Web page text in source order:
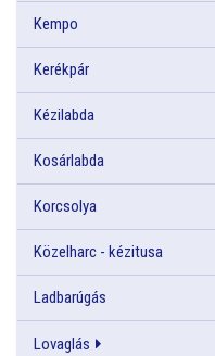
Kempo
Kerékpár
Kézilabda
Kosárlabda
Korcsolya
Közelharc - kézitusa
Ladbarúgás
Lovaglás